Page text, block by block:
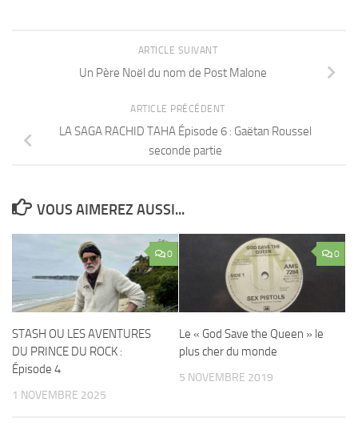
ARTICLE SUIVANT
Un Père Noël du nom de Post Malone
ARTICLE PRÉCÉDENT
LA SAGA RACHID TAHA Épisode 6 : Gaëtan Roussel
seconde partie
VOUS AIMEREZ AUSSI...
0
STASH OU LES AVENTURES
DU PRINCE DU ROCK :
Épisode 4
1 NOVEMBRE 2025
0
Le « God Save the Queen » le
plus cher du monde
5 NOVEMBRE 2019